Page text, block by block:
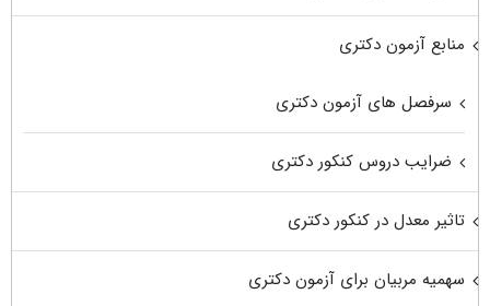
منابع آزمون دکتری
سرفصل های آزمون دکتری
ضرایب دروس کنکور دکتری
تاثیر معدل در کنکور دکتری
سهمیه مربیان برای آزمون دکتری